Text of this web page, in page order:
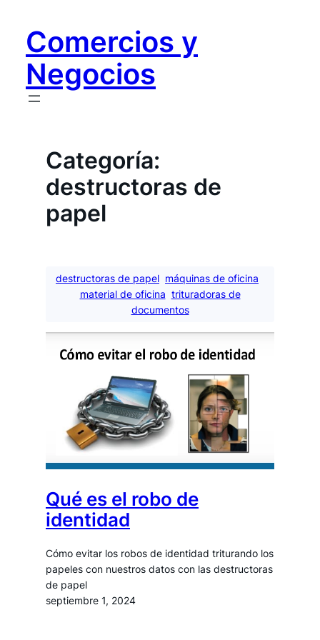
contenido
Comercios y
Negocios
Categoría:
destructoras de
papel
destructoras de papel máquinas de oficina
material de oficina trituradoras de
documentos
Qué es el robo de
identidad
Cómo evitar los robos de identidad triturando los
papeles con nuestros datos con las destructoras
de papel
septiembre 1, 2024